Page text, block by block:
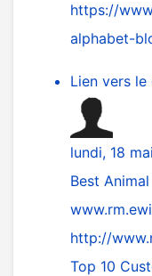
https://
alphabet-
Lien vers
lundi, 18
Best
http://
Top 10